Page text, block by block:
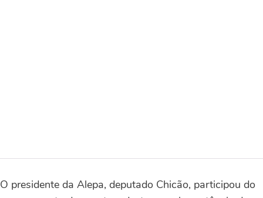
O presidente da Alepa, deputado Chicão, participou do